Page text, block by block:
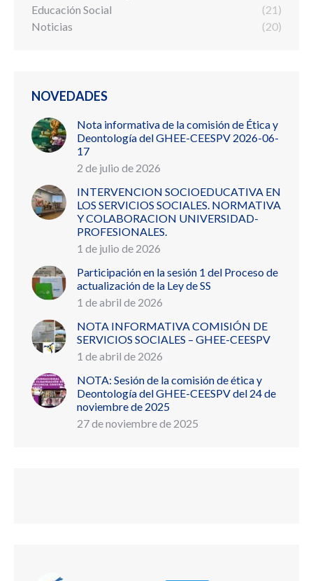
Educación Social
(21)
Noticias
(20)
NOVEDADES
Nota informativa de la comisión de Ética y
Deontología del GHEE-CEESPV 2026-06-
17
2 de julio de 2026
INTERVENCION SOCIOEDUCATIVA EN
LOS SERVICIOS SOCIALES. NORMATIVA
Y COLABORACION UNIVERSIDAD-
PROFESIONALES.
1 de julio de 2026
Participación en la sesión 1 del Proceso de
actualización de la Ley de SS
1 de abril de 2026
NOTA INFORMATIVA COMISIÓN DE
SERVICIOS SOCIALES – GHEE-CEESPV
1 de abril de 2026
NOTA: Sesión de la comisión de ética y
Deontología del GHEE-CEESPV del 24 de
noviembre de 2025
27 de noviembre de 2025